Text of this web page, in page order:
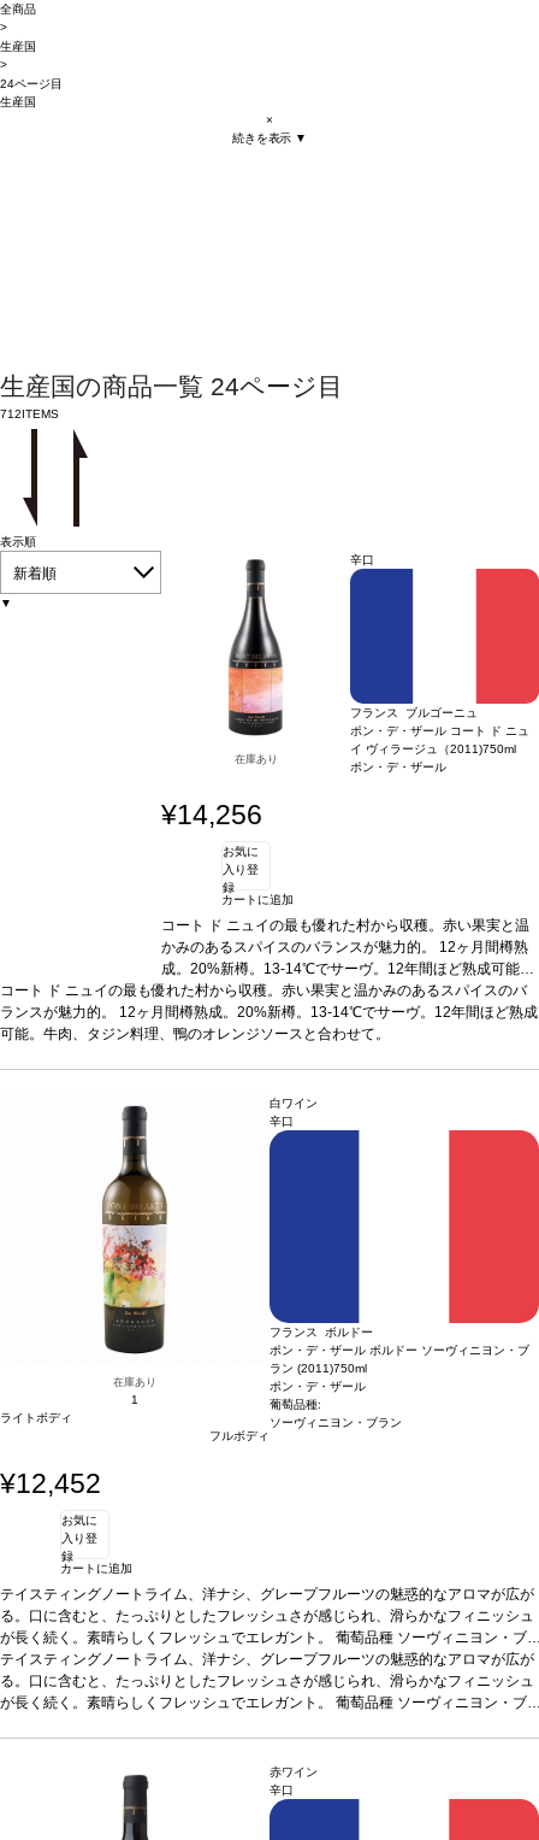
全商品
>
生産国
>
24ページ目
生産国
×
続きを表示 ▼
生産国の商品一覧 24ページ目
712ITEMS
表示順
新着順
▼
在庫あり
辛口
フランス ブルゴーニュ
ポン・デ・ザール コート ド ニュ
イ ヴィラージュ（2011)750ml
ポン・デ・ザール
¥14,256
お気に
入り登
録
カートに追加
コート ド ニュイの最も優れた村から収穫。赤い果実と温
かみのあるスパイスのバランスが魅力的。 12ヶ月間樽熟
成。20%新樽。13-14℃でサーヴ。12年間ほど熟成可能。
牛肉、タジン料理、鴨のオレンジソースと合わせて。
アーティスト：ザオ・ウーキー (Zao Wou-Ki) 1920年中国
北京生まれ。 ザオ ウーキーは、世界で最も知られている
フレンチ チャイニーズの画家。彼の人生、彼のアート
コート ド ニュイの最も優れた村から収穫。赤い果実と温かみのあるスパイスのバ
ランスが魅力的。 12ヶ月間樽熟成。20%新樽。13-14℃でサーヴ。12年間ほど熟成
可能。牛肉、タジン料理、鴨のオレンジソースと合わせて。
ートは、東と西をつなぐ完璧な架け橋。今日、彼の作品は世界のメジャーな美術館
に飾られ、オークションで出品されている。
在庫あり
1
ライトボディ
フルボディ
白ワイン
辛口
フランス ボルドー
ポン・デ・ザール ボルドー ソーヴィニヨン・ブ
ラン (2011)750ml
ポン・デ・ザール
葡萄品種:
ソーヴィニヨン・ブラン
¥12,452
お気に
入り登
録
カートに追加
テイスティングノート ライム、洋ナシ、グレープフルーツの魅惑的なアロマが広が
る。口に含むと、たっぷりとしたフレッシュさが感じられ、滑らかなフィニッシュ
が長く続く。素晴らしくフレッシュでエレガント。 葡萄品種 ソーヴィニヨン・ブ
ラン 100%アーティストザオ・ウーキー (Zao Wou-Ki) 1920年中国北京生まれ。
ザオ ウーキーは、世界で最も知られているフレンチ チャイニーズの画家。彼の人
生、彼のアートは、東と西をつなぐ完璧な架け橋。今日、彼の作品は世界のメジャ
テイスティングノート ライム、洋ナシ、グレープフルーツの魅惑的なアロマが広が
る。口に含むと、たっぷりとしたフレッシュさが感じられ、滑らかなフィニッシュ
が長く続く。素晴らしくフレッシュでエレガント。 葡萄品種 ソーヴィニヨン・ブ
生、彼のアートは、東と西をつなぐ完璧な架け橋。今日、彼の作品は世界のメジャ
ーな美術館に飾られ、オークションで出品されている。
赤ワイン
辛口